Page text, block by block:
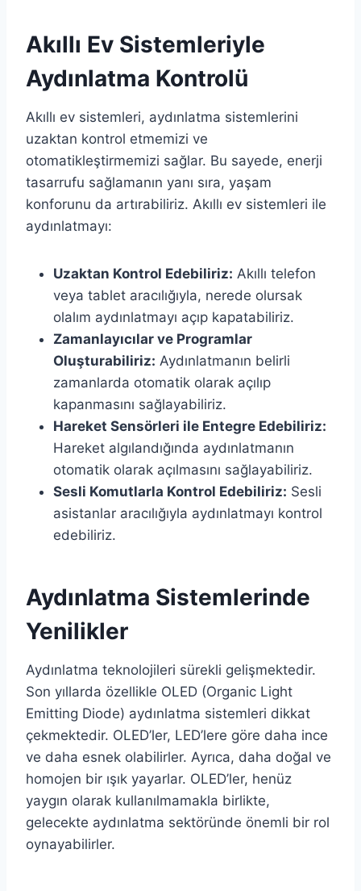
Akıllı Ev Sistemleriyle
Aydınlatma Kontrolü
Akıllı ev sistemleri, aydınlatma sistemlerini
uzaktan kontrol etmemizi ve
otomatikleştirmemizi sağlar. Bu sayede, enerji
tasarrufu sağlamanın yanı sıra, yaşam
konforunu da artırabiliriz. Akıllı ev sistemleri ile
aydınlatmayı:
Uzaktan Kontrol Edebiliriz: Akıllı telefon
veya tablet aracılığıyla, nerede olursak
olalım aydınlatmayı açıp kapatabiliriz.
Zamanlayıcılar ve Programlar
Oluşturabiliriz: Aydınlatmanın belirli
zamanlarda otomatik olarak açılıp
kapanmasını sağlayabiliriz.
Hareket Sensörleri ile Entegre Edebiliriz:
Hareket algılandığında aydınlatmanın
otomatik olarak açılmasını sağlayabiliriz.
Sesli Komutlarla Kontrol Edebiliriz: Sesli
asistanlar aracılığıyla aydınlatmayı kontrol
edebiliriz.
Aydınlatma Sistemlerinde
Yenilikler
Aydınlatma teknolojileri sürekli gelişmektedir.
Son yıllarda özellikle OLED (Organic Light
Emitting Diode) aydınlatma sistemleri dikkat
çekmektedir. OLED’ler, LED’lere göre daha ince
ve daha esnek olabilirler. Ayrıca, daha doğal ve
homojen bir ışık yayarlar. OLED’ler, henüz
yaygın olarak kullanılmamakla birlikte,
gelecekte aydınlatma sektöründe önemli bir rol
oynayabilirler.